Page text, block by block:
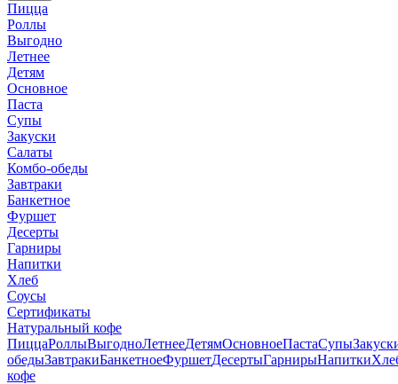
Пицца
Роллы
Выгодно
Летнее
Детям
Основное
Паста
Супы
Закуски
Салаты
Комбо-обеды
Завтраки
Банкетное
Фуршет
Десерты
Гарниры
Напитки
Хлеб
Соусы
Сертификаты
Натуральный кофе
ПиццаРоллыВыгодноЛетнееДетямОсновноеПастаСупы
обедыЗавтракиБанкетноеФуршетДесертыГарнирыНапитки
кофе